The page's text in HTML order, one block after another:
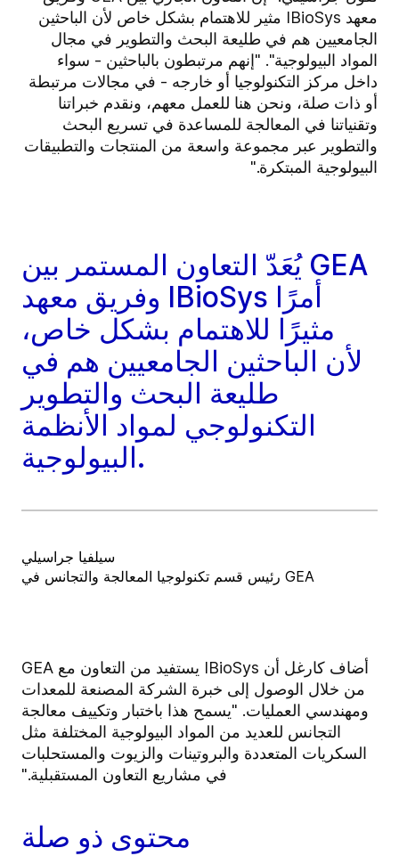
معهد IBioSys مثير للاهتمام بشكل خاص لأن الباحثين
الجامعيين هم في طليعة البحث والتطوير في مجال
المواد البيولوجية". "إنهم مرتبطون بالباحثين - سواء
داخل مركز التكنولوجيا أو خارجه - في مجالات مرتبطة
أو ذات صلة، ونحن هنا للعمل معهم، ونقدم خبراتنا
وتقنياتنا في المعالجة للمساعدة في تسريع البحث
والتطوير عبر مجموعة واسعة من المنتجات والتطبيقات
البيولوجية المبتكرة."
يُعَدّ التعاون المستمر بين GEA
وفريق معهد IBioSys أمرًا
مثيرًا للاهتمام بشكل خاص،
لأن الباحثين الجامعيين هم في
طليعة البحث والتطوير
التكنولوجي لمواد الأنظمة
البيولوجية.
سيلفيا جراسيلي
رئيس قسم تكنولوجيا المعالجة والتجانس في GEA
أضاف كارغل أن IBioSys يستفيد من التعاون مع GEA
من خلال الوصول إلى خبرة الشركة المصنعة للمعدات
ومهندسي العمليات. "يسمح هذا باختبار وتكييف معالجة
التجانس للعديد من المواد البيولوجية المختلفة مثل
السكريات المتعددة والبروتينات والزيوت والمستحلبات
في مشاريع التعاون المستقبلية."
محتوى ذو صلة